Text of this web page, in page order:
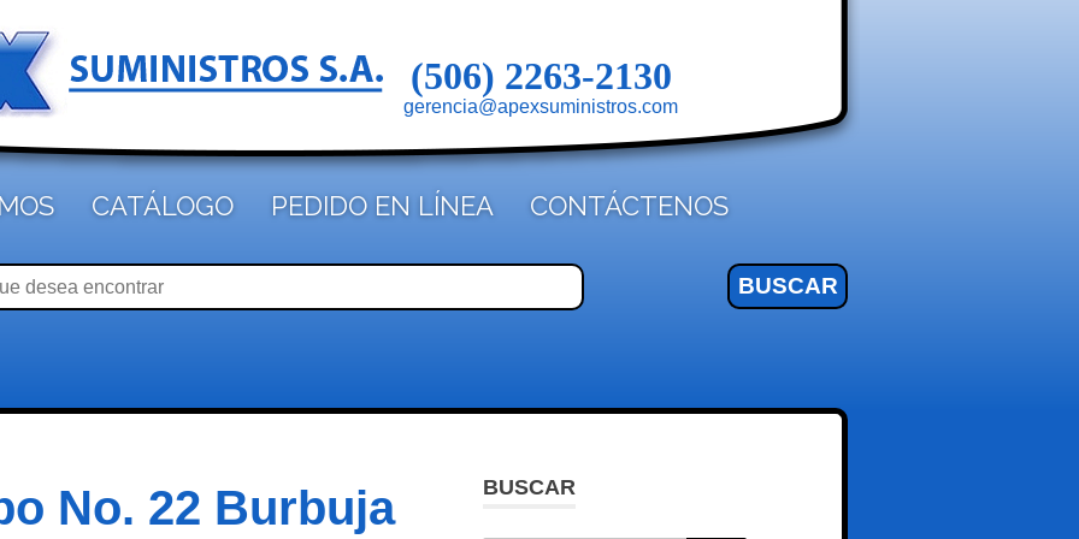
(506) 2263-2130
gerencia@apexsuministros.com
CATÁLOGO PEDIDO EN LÍNEA CONTÁCTENOS
No. 22 Burbuja
BUSCAR